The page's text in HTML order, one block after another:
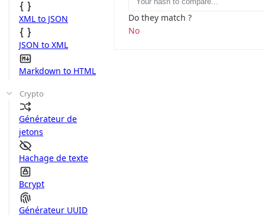
XML to JSON
JSON to XML
Markdown to HTML
Crypto
Générateur de
jetons
Hachage de texte
Bcrypt
Générateur UUID
Do they match ?
No